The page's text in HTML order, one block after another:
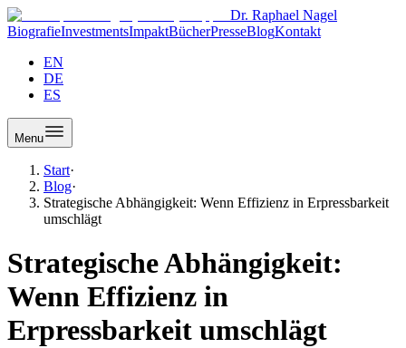
Dr. Raphael Nagel
BiografieInvestmentsImpaktBücherPresseBlogKontakt
EN
DE
ES
Menu
Start·
Blog·
Strategische Abhängigkeit: Wenn Effizienz in Erpressbarkeit
umschlägt
Strategische Abhängigkeit:
Wenn Effizienz in
Erpressbarkeit umschlägt